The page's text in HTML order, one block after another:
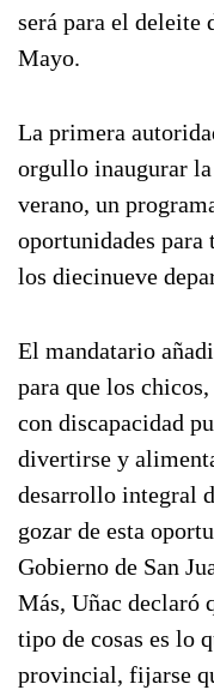
será para el deleite
Mayo.
La primera
orgullo inaugurar
verano, un
oportunidades para
los diecinueve
El mandatario
para que los
con discapacidad
divertirse y
desarrollo integral
gozar de esta
Gobierno de San
Más, Uñac declaró
tipo de cosas es lo
provincial, fijarse